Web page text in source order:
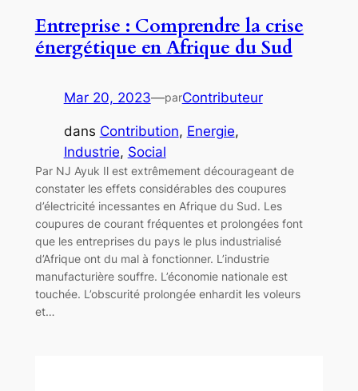
Entreprise : Comprendre la crise
énergétique en Afrique du Sud
Mar 20, 2023—parContributeur
dans Contribution, Energie
Industrie, Social
Par NJ Ayuk Il est extrêmement décourageant de
constater les effets considérables des coupures
d’électricité incessantes en Afrique du Sud. Les
coupures de courant fréquentes et prolongées font
que les entreprises du pays le plus industrialisé
d’Afrique ont du mal à fonctionner. L’industrie
manufacturière souffre. L’économie nationale est
touchée. L’obscurité prolongée enhardit les voleurs
et…